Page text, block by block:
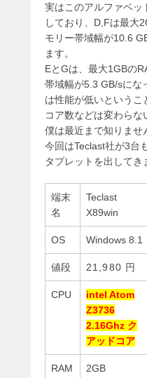
実はこのアルファベッ
しており、D,Fは最大
モリー帯域幅が10.6
ます。
EとGは、最大1GBの
帯域幅が5.3 GB/sにな
は性能が低いというこ
コア数などは変わらな
僕は最近まで知りませ
今回はTeclast社が3台
タブレットを出してき
端末
名
Teclast
X89win
OS Windows 8.1
値段 21,980 円
CPU
intel Atom
Z3736
2.16Ghz ク
アッドコア
RAM 2GB